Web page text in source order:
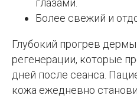
Более свежий и
Глубокий прогрев
регенерации, которые
дней после сеанса.
кожа ежедневно